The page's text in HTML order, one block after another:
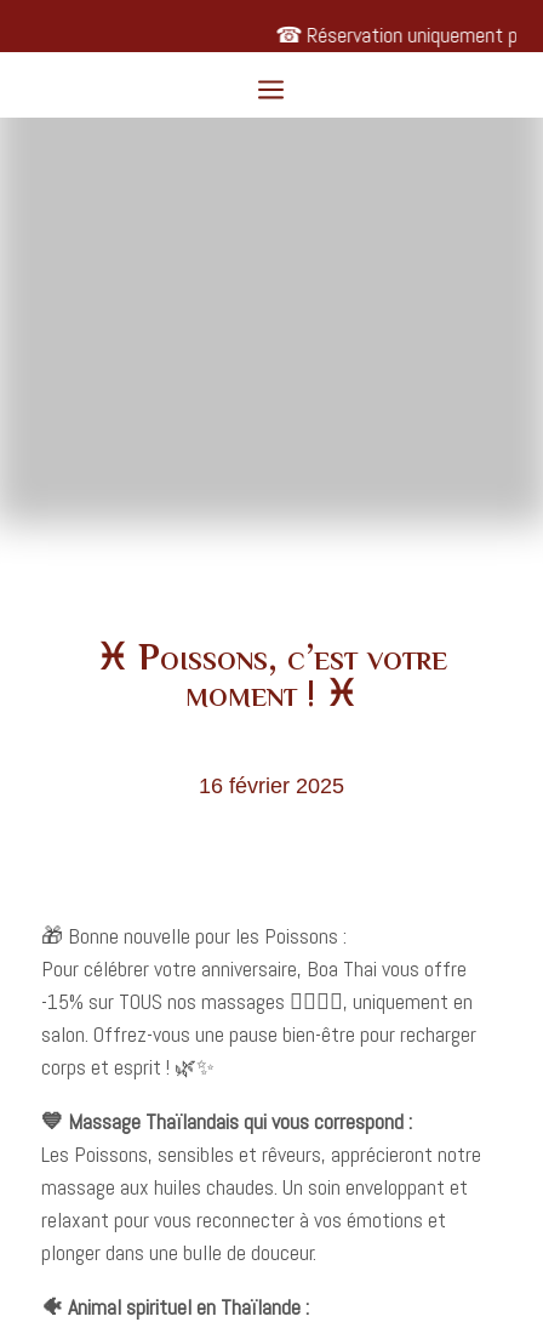
☎ Réservation uniquement
a
♓ Poissons, c’est votre
moment ! ♓
16 février 2025
🎁 Bonne nouvelle pour les Poissons :
Pour célébrer votre anniversaire, Boa Thai vous offre
-15% sur TOUS nos massages 💆‍♂️💆‍♀️, uniquement en
salon. Offrez-vous une pause bien-être pour recharger
corps et esprit ! 🌿✨
💙 Massage Thaïlandais qui vous correspond :
Les Poissons, sensibles et rêveurs, apprécieront notre
massage aux huiles chaudes. Un soin enveloppant et
relaxant pour vous reconnecter à vos émotions et
plonger dans une bulle de douceur.
🐠 Animal spirituel en Thaïlande :